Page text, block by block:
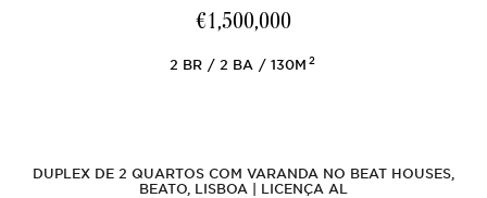
€1,500,000
2 BR 2 BA 130M2
DUPLEX DE 2 QUARTOS COM VARANDA NO BEAT HOUSES,
BEATO, LISBOA | LICENÇA AL